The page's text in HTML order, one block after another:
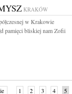
KRAKÓW
w Krakowie
pamięci bliskiej nam Zofii
1 2 3 4 5